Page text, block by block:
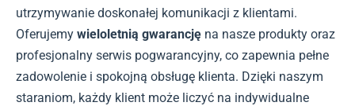
utrzymywanie doskonałej komunikacji z klientami.
Oferujemy wieloletnią gwarancję na nasze produkty oraz
profesjonalny serwis pogwarancyjny, co zapewnia pełne
zadowolenie i spokojną obsługę klienta. Dzięki naszym
staraniom, każdy klient może liczyć na indywidualne